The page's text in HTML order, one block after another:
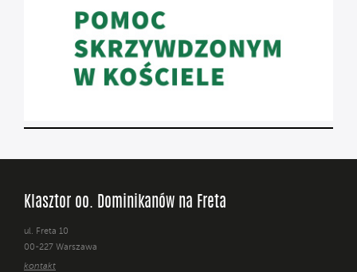
Klasztor oo. Dominikanów na Freta
ul. Freta 10
00-227 Warszawa
kontakt